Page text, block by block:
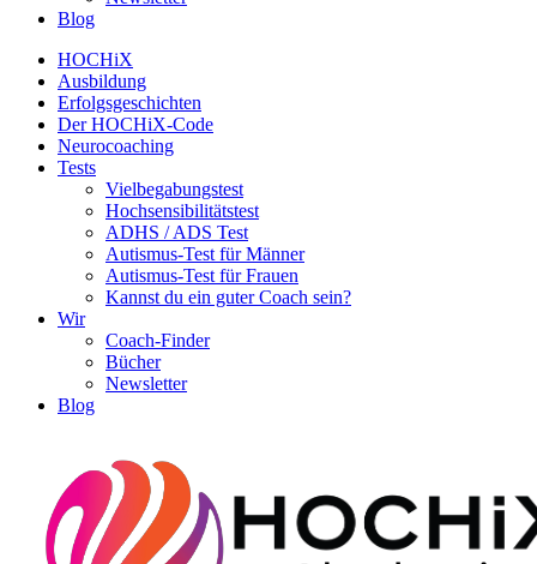
Blog
HOCHiX
Ausbildung
Erfolgsgeschichten
Der HOCHiX-Code
Neurocoaching
Tests
Vielbegabungstest
Hochsensibilitätstest
ADHS / ADS Test
Autismus-Test für Männer
Autismus-Test für Frauen
Kannst du ein guter Coach sein?
Wir
Coach-Finder
Bücher
Newsletter
Blog